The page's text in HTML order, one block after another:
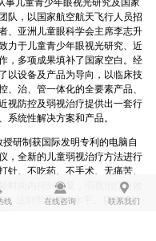
队，以国家航空航天飞行人员招
、亚洲儿童眼科学会主席李志升
力于儿童青少年眼视光研究、近
，多项成果填补了国家空白。经
以设备及产品为导向，以临床技
、治、管一体化的全要素产品、
视防控及弱视治疗提供出一套行
系统性解决方案和产品。
研制获国际发明专利的电脑自
，全新的儿童弱视治疗方法进行
针、不吃药、不手术、无痛苦、
时间内得到恢复，弱视治疗有效
，达到世界领先水平。目前已治
线
끤
在线咨询
끇
联系我们